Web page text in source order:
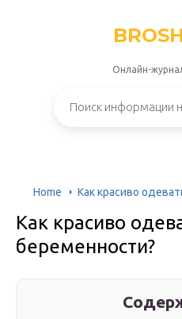
Онлайн-
Home Как красиво
Как красиво
беременности?